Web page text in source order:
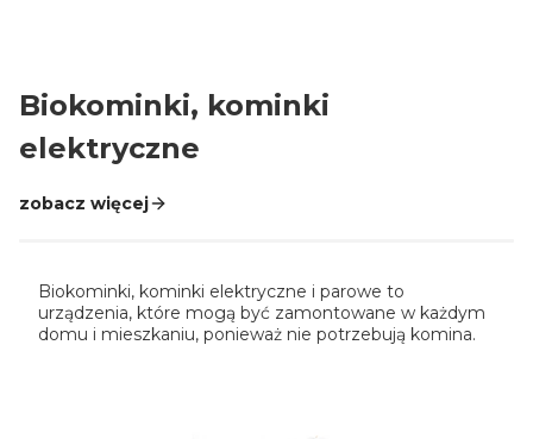
Biokominki, kominki
elektryczne
zobacz więcej
Biokominki, kominki elektryczne i parowe to
urządzenia, które mogą być zamontowane w każdym
domu i mieszkaniu, ponieważ nie potrzebują komina.